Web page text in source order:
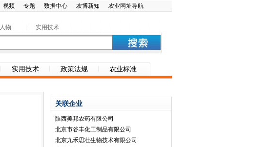
视频 专题 数据中心 农博新知 农业网址导航
人物 实用技术
实用技术 政策法规 农业标准
关联企业
陕西美邦农药有限公司
北京市谷丰化工制品有限公司
北京九禾思壮生物技术有限公司